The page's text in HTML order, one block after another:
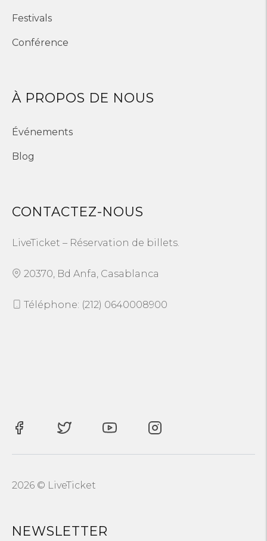
Festivals
Conférence
À PROPOS DE NOUS
Événements
Blog
CONTACTEZ-NOUS
LiveTicket – Réservation de billets.
20370, Bd Anfa, Casablanca
Téléphone: (212) 0640008900
2026 © LiveTicket
NEWSLETTER